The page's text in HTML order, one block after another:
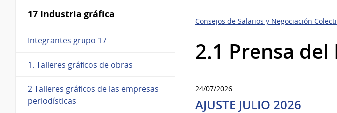
17 Industria gráfica
Integrantes grupo 17
1. Talleres gráficos de obras
2 Talleres gráficos de las empresas
periodísticas
Consejos de Salarios y Negociación
2.1 Prensa
24/07/2026
AJUSTE JULIO 2026